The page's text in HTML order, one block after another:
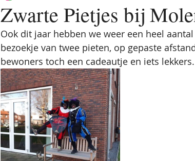
Zwarte Pietjes bij
Ook dit jaar hebben we weer een heel
bezoekje van twee pieten, op gepaste
bewoners toch een cadeautje en iets lekkers.